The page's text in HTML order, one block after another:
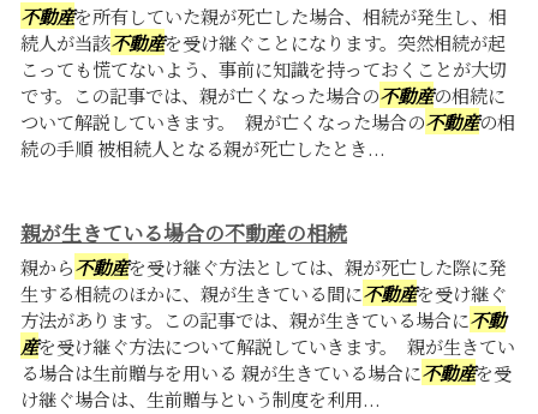
不動産を所有していた親が死亡した場合、相続が発生し、相
続人が当該不動産を受け継ぐことになります。突然相続が起
こっても慌てないよう、事前に知識を持っておくことが大切
です。この記事では、親が亡くなった場合の不動産の相続に
ついて解説していきます。 親が亡くなった場合の不動産の相
続の手順 被相続人となる親が死亡したとき...
親が生きている場合の不動産の相続
親から不動産を受け継ぐ方法としては、親が死亡した際に発
生する相続のほかに、親が生きている間に不動産を受け継ぐ
方法があります。この記事では、親が生きている場合に不動
産を受け継ぐ方法について解説していきます。 親が生きてい
る場合は生前贈与を用いる 親が生きている場合に不動産を受
け継ぐ場合は、生前贈与という制度を利用...